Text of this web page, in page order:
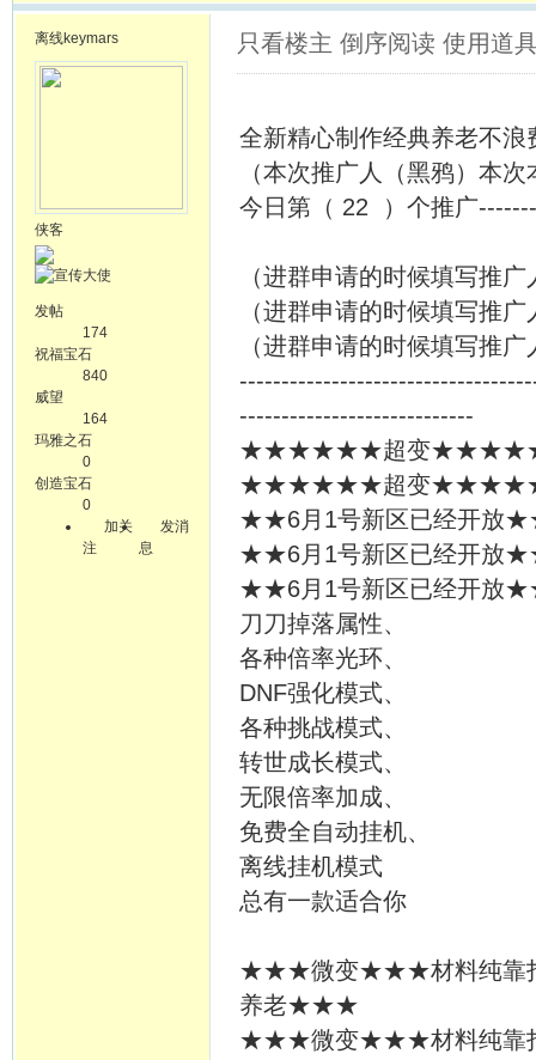
离线keymars
侠客
发帖
174
祝福宝石
840
威望
164
玛雅之石
0
创造宝石
0
加关
注
发消
息
只看楼主 倒序阅读 使用道
全新精心制作经典养老不
（本次推广人（黑鸦）本
今日第（ 22 ）个推广
（进群申请的时候填写推
（进群申请的时候填写推
（进群申请的时候填写推
----------------------------
★★★★★★超变★★★★★★
★★★★★★超变★★★★★★
★★6月1号新区已经开放
★★6月1号新区已经开放
★★6月1号新区已经开放
刀刀掉落属性、
各种倍率光环、
DNF强化模式、
各种挑战模式、
转世成长模式、
无限倍率加成、
免费全自动挂机、
离线挂机模式
总有一款适合你
★★★微变★★★材料纯靠打
养老★★★
★★★微变★★★材料纯靠打